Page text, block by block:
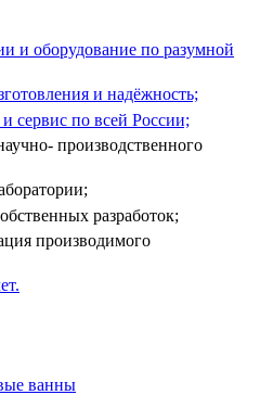
и оборудование по разумной
и надёжность;
сервис по всей России;
производственного
разработок;
производимого
ванны